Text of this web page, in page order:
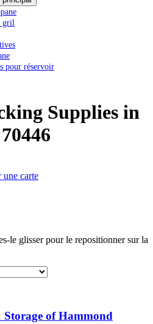
gril
pour réservoir
Supplies in
une carte
le glisser pour le repositionner sur la
of Hammond